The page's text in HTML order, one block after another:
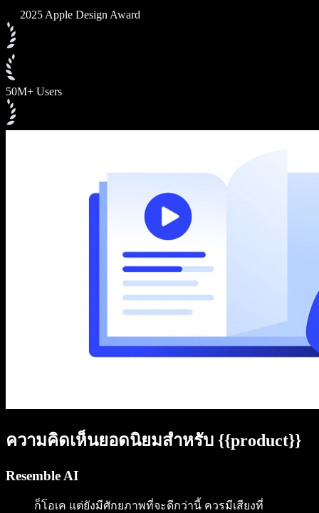
2025 Apple Design Award
50M+ Users
ความคิดเห็นยอดนิยมสำหรับ {{product}}
Resemble AI
ก็โอเค แต่ยังมีศักยภาพที่จะดีกว่านี้ ควรมีเสียงที่